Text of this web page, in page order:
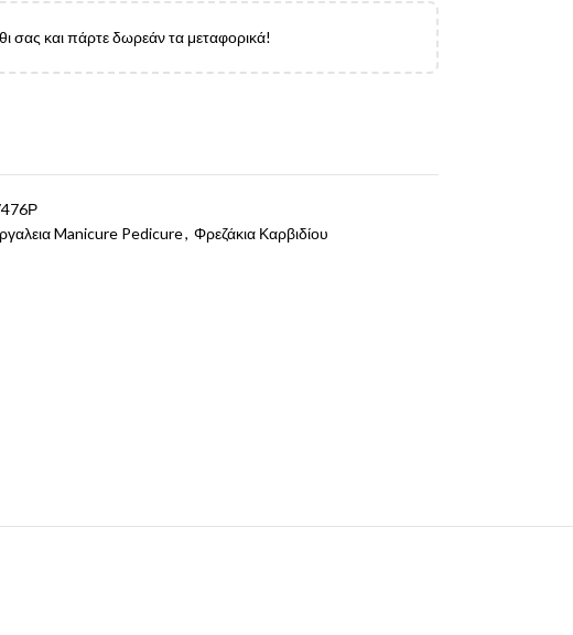
σας και πάρτε δωρεάν τα μεταφορικά!
Manicure Pedicure, Φρεζάκια Καρβιδίου